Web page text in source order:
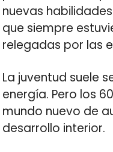
nuevas
que siempre
relegadas por las
La juventud suele
energía. Pero los
mundo nuevo de
desarrollo interior.